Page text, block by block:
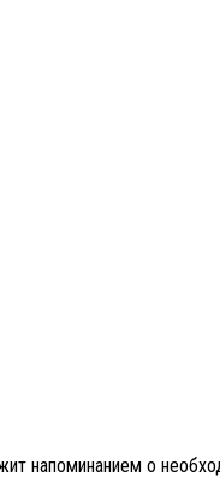
напоминанием о